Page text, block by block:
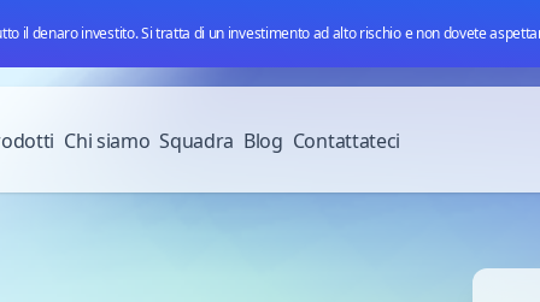
il denaro investito. Si tratta di un investimento ad alto rischio e non dovete
Chi siamo Squadra Blog Contattateci